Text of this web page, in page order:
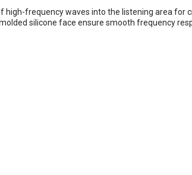
frequency waves into the listening area for
silicone face ensure smooth frequency